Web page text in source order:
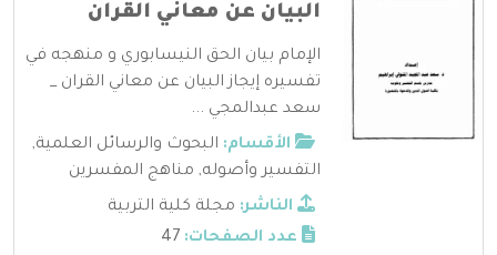
البيان عن معاني القران
الإمام بيان الحق النيسابوري و منهجه في
تفسيره إيجاز البيان عن معاني القران _
سعد عبدالمجي ...
الأقسام: البحوث والرسائل العلمية,
التفسير وأصوله, مناهج المفسرين
الناشر: مجلة كلية التربية
عدد الصفحات: